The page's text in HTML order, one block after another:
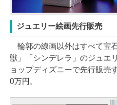
ジュエリー絵画先行販売
輪郭の線画以外はすべて宝
獣」「シンデレラ」のジュエ
ョップディズニーで先行販売
0万円。